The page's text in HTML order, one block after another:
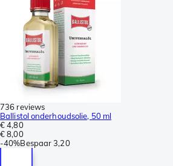
736 reviews
Ballistol onderhoudsolie, 50 ml
€ 4,80
€ 8,00
-40%Bespaar 3,20